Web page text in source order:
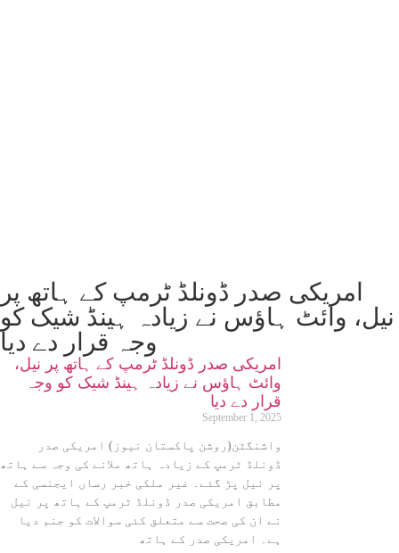
امریکی صدر ڈونلڈ ٹرمپ کے ہاتھ پر
نیل، وائٹ ہاؤس نے زیادہ ہینڈ شیک کو
وجہ قرار دے دیا
امریکی صدر ڈونلڈ ٹرمپ کے ہاتھ پر نیل،
وائٹ ہاؤس نے زیادہ ہینڈ شیک کو وجہ
قرار دے دیا
September 1, 2025
واشنگٹن(روشن پاکستان نیوز) امریکی صدر
ڈونلڈ ٹرمپ کے زیادہ ہاتھ ملانے کی وجہ سے ہاتھ
پر نیل پڑ گئے۔ غیر ملکی خبر رساں ایجنسی کے
مطابق امریکی صدر ڈونلڈ ٹرمپ کے ہاتھ پر نیل
نے ان کی صحت سے متعلق کئی سوالات کو جنم دیا
ہے۔ امریکی صدر کے ہاتھ